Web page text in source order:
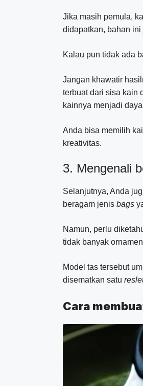
Jika masih pemula,
didapatkan, bahan
Kalau pun tidak ada
Jangan khawatir
terbuat dari sisa kain
kainnya menjadi
Anda bisa memilih
kreativitas.
3. Mengenali
Selanjutnya, Anda
beragam jenis bags
Namun, perlu
tidak banyak
Model tas tersebut
disematkan satu
Cara